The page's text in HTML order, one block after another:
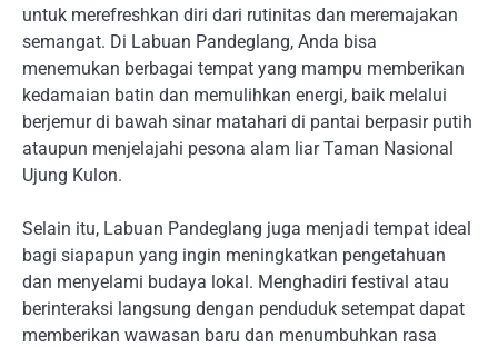
untuk merefreshkan diri dari rutinitas dan meremajakan
semangat. Di Labuan Pandeglang, Anda bisa
menemukan berbagai tempat yang mampu memberikan
kedamaian batin dan memulihkan energi, baik melalui
berjemur di bawah sinar matahari di pantai berpasir putih
ataupun menjelajahi pesona alam liar Taman Nasional
Ujung Kulon.
Selain itu, Labuan Pandeglang juga menjadi tempat ideal
bagi siapapun yang ingin meningkatkan pengetahuan
dan menyelami budaya lokal. Menghadiri festival atau
berinteraksi langsung dengan penduduk setempat dapat
memberikan wawasan baru dan menumbuhkan rasa